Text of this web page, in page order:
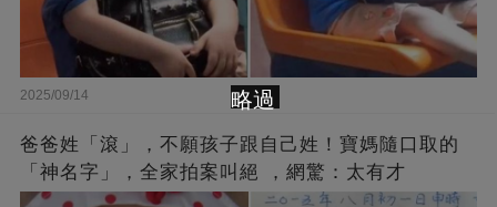
2025/09/14
爸爸姓「滾」，不願孩子跟自己姓！寶媽隨口取的
「神名字」，全家拍案叫絕 ，網驚：太有才
略過